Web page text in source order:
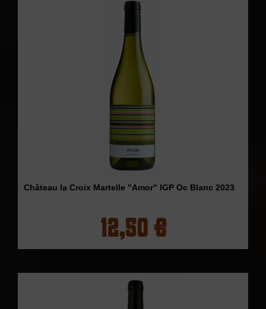
Château la Croix Martelle "Amor" IGP Oc Blanc 2023
12,50 €